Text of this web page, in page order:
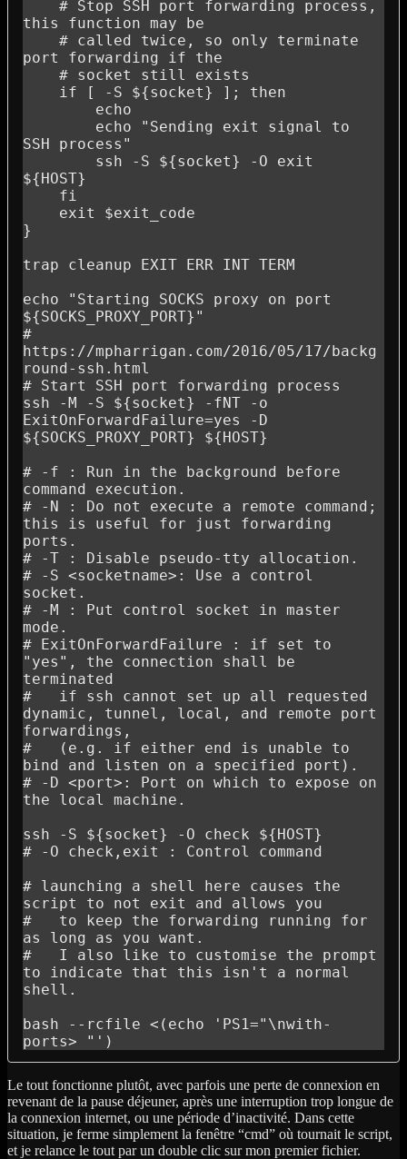
this function may be
port forwarding if the
SSH process"
${HOST}
}
trap cleanup EXIT ERR INT TERM
echo "Starting SOCKS proxy on port
${SOCKS_PROXY_PORT}"
#
https://mpharrigan.com/2016/05/17/backg
round-ssh.html
# Start SSH port forwarding process
ssh -M -S ${socket} -fNT -o
ExitOnForwardFailure=yes -D
${SOCKS_PROXY_PORT} ${HOST}
# -f : Run in the background before
command execution.
# -N : Do not execute a remote command;
this is useful for just forwarding
ports.
# -T : Disable pseudo-tty allocation.
# -S <socketname>: Use a control
socket.
# -M : Put control socket in master
mode.
# ExitOnForwardFailure : if set to
"yes", the connection shall be
terminated
#   if ssh cannot set up all requested
dynamic, tunnel, local, and remote port
forwardings,
#   (e.g. if either end is unable to
bind and listen on a specified port).
# -D <port>: Port on which to expose on
the local machine.
ssh -S ${socket} -O check ${HOST}
# -O check,exit : Control command
# launching a shell here causes the
script to not exit and allows you
#   to keep the forwarding running for
as long as you want.
#   I also like to customise the prompt
to indicate that this isn't a normal
shell.
bash --rcfile <(echo 'PS1="\nwith-
ports> "')
Le tout fonctionne plutôt, avec parfois une perte de connexion en
revenant de la pause déjeuner, après une interruption trop longue de
la connexion internet, ou une période d’inactivité. Dans cette
situation, je ferme simplement la fenêtre “cmd” où tournait le script,
et je relance le tout par un double clic sur mon premier fichier.